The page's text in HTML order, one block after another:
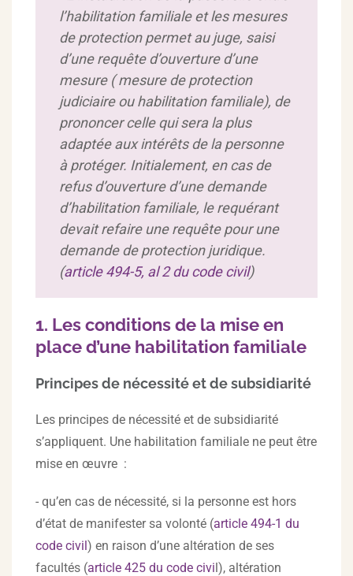
l’habilitation familiale et les mesures
de protection permet au juge, saisi
d’une requête d’ouverture d’une
mesure ( mesure de protection
judiciaire ou habilitation familiale), de
prononcer celle qui sera la plus
adaptée aux intérêts de la personne
à protéger. Initialement, en cas de
refus d’ouverture d’une demande
d’habilitation familiale, le requérant
devait refaire une requête pour une
demande de protection juridique.
(article 494-5, al 2 du code civil)
1. Les conditions de la mise en
place d’une habilitation familiale
Principes de nécessité et de subsidiarité
Les principes de nécessité et de subsidiarité
s’appliquent. Une habilitation familiale ne peut être
mise en œuvre :
- qu’en cas de nécessité, si la personne est hors
d’état de manifester sa volonté (article 494-1 du
code civil) en raison d’une altération de ses
facultés (article 425 du code civil), altération